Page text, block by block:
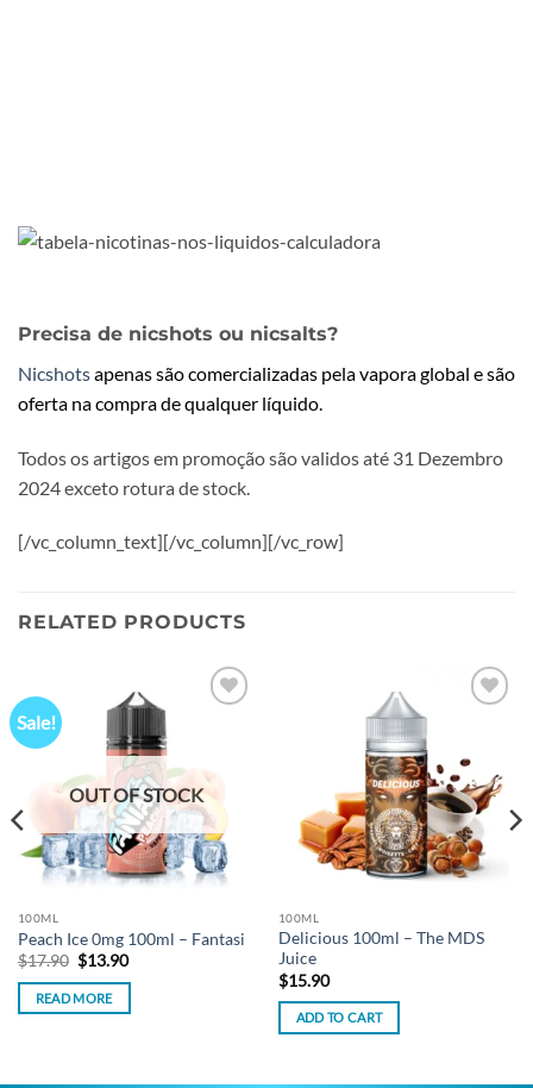
Precisa de nicshots ou nicsalts?
Nicshotsapenas são comercializadas pela vapora global e são
oferta na compra de qualquer líquido.
Todos os artigos em promoção são validos até 31 Dezembro
2024 exceto rotura de stock.
[/vc_column_text][/vc_column][/vc_row]
RELATED PRODUCTS
Sale!
OUT OF STOCK
100ML
Peach Ice 0mg 100ml – Fantasi
$17.90 Original
price
was:
$17.90.
$13.90Current
is:
READ MORE
100ML
Delicious 100ml – The MDS
Juice
$15.90
ADD TO CART